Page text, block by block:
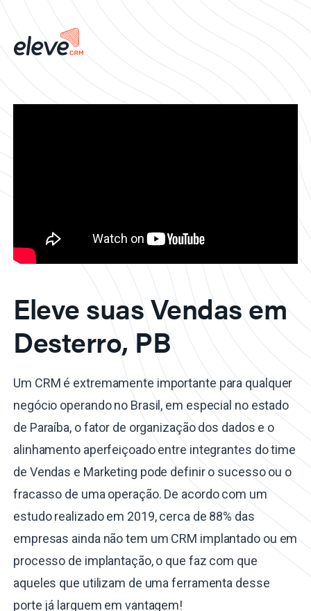
Eleve suas Vendas em
Desterro, PB
Um CRM é extremamente importante para qualquer
negócio operando no Brasil, em especial no estado
de Paraíba, o fator de organização dos dados e o
alinhamento aperfeiçoado entre integrantes do time
de Vendas e Marketing pode definir o sucesso ou o
fracasso de uma operação. De acordo com um
estudo realizado em 2019, cerca de 88% das
empresas ainda não tem um CRM implantado ou em
processo de implantação, o que faz com que
aqueles que utilizam de uma ferramenta desse
porte já larguem em vantagem!